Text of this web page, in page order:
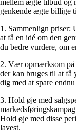
mellem ægte tilbud og
genkende ægte billige
1. Sammenlign priser:
at få en idé om den
du bedre vurdere, om
2. Vær opmærksom på
der kan bruges til at få
dig med at spare
3. Hold øje med
Hold øje med disse
lavest.